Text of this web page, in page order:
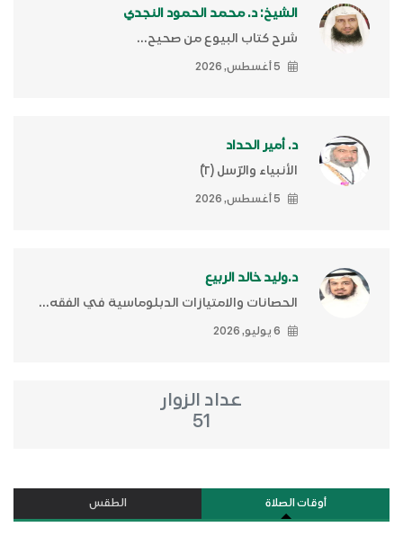
الشيخ: د. محمد الحمود النجدي
شرح كتاب البيوع من صحيح...
5 أغسطس, 2026
د. أمير الحداد
الأنبياء والرّسل (٢)ّ
5 أغسطس, 2026
د.وليد خالد الربيع
الحصانات والامتيازات الدبلوماسية في الفقه...
6 يوليو, 2026
عداد الزوار
51
أوقات الصلاة الطقس